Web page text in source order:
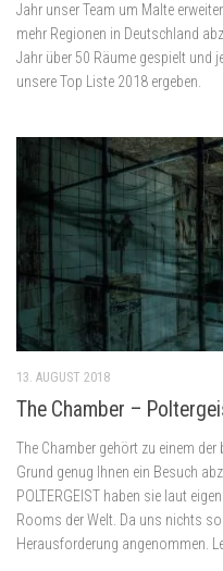
Jahr unser Team um Malte
mehr Regionen in Deutschland
Jahr über 50 Räume gespielt und
unsere Top Liste 2018 ergeben.
13. AUGUST 2018
The Chamber –
The Chamber gehört zu einem
Grund genug Ihnen ein Besuch
POLTERGEIST haben sie laut
Rooms der Welt. Da uns nichts
Herausforderung angenommen.